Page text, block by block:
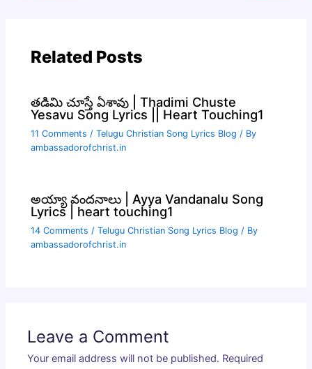
Related Posts
తడిమి చూస్తే ఏశావు | Thadimi Chuste
Yesavu Song Lyrics || Heart Touching1
11 Comments /Telugu Christian Song Lyrics Blog / By
ambassadorofchrist.in
అయ్యా వందనాలు | Ayya Vandanalu Song
Lyrics | heart touching1
14 Comments /Telugu Christian Song Lyrics Blog / By
ambassadorofchrist.in
Leave a Comment
Your email address will not be published. Required